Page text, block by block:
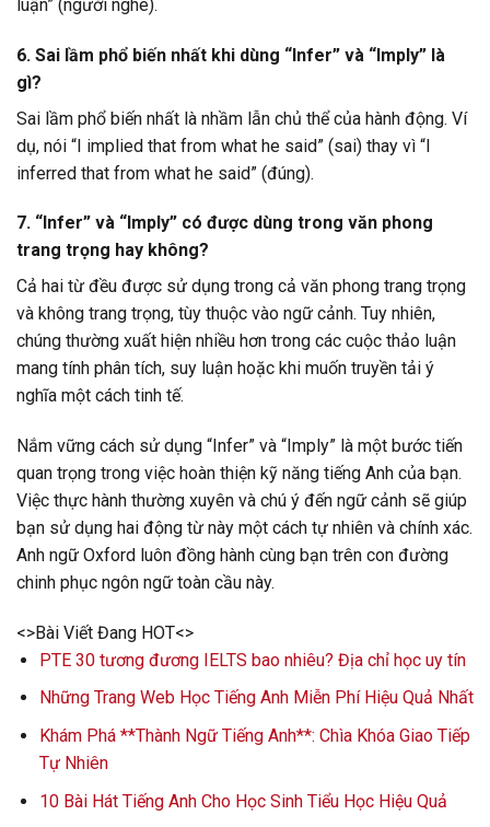
luận” (người nghe).
6. Sai lầm phổ biến nhất khi dùng “Infer” và “Imply” là
gì?
Sai lầm phổ biến nhất là nhầm lẫn chủ thể của hành động. Ví
dụ, nói “I implied that from what he said” (sai) thay vì “I
inferred that from what he said” (đúng).
7. “Infer” và “Imply” có được dùng trong văn phong
trang trọng hay không?
Cả hai từ đều được sử dụng trong cả văn phong trang trọng
và không trang trọng, tùy thuộc vào ngữ cảnh. Tuy nhiên,
chúng thường xuất hiện nhiều hơn trong các cuộc thảo luận
mang tính phân tích, suy luận hoặc khi muốn truyền tải ý
nghĩa một cách tinh tế.
Nắm vững cách sử dụng “Infer” và “Imply” là một bước tiến
quan trọng trong việc hoàn thiện kỹ năng tiếng Anh của bạn.
Việc thực hành thường xuyên và chú ý đến ngữ cảnh sẽ giúp
bạn sử dụng hai động từ này một cách tự nhiên và chính xác.
Anh ngữ Oxford luôn đồng hành cùng bạn trên con đường
chinh phục ngôn ngữ toàn cầu này.
<>Bài Viết Đang HOT<>
PTE 30 tương đương IELTS bao nhiêu? Địa chỉ học uy tín
Những Trang Web Học Tiếng Anh Miễn Phí Hiệu Quả Nhất
Khám Phá **Thành Ngữ Tiếng Anh**: Chìa Khóa Giao Tiếp
Tự Nhiên
10 Bài Hát Tiếng Anh Cho Học Sinh Tiểu Học Hiệu Quả